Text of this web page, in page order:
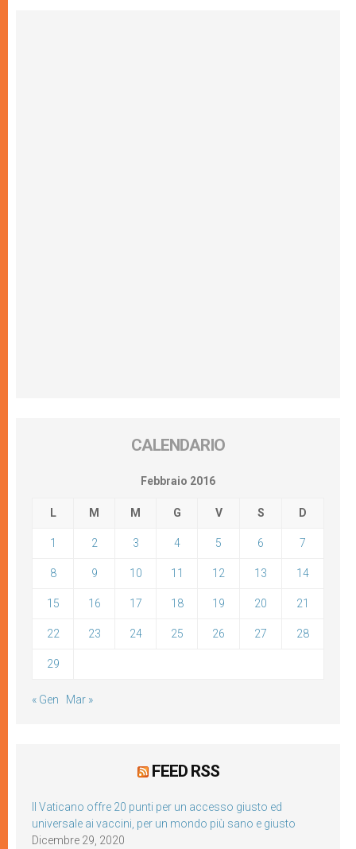
CALENDARIO
Febbraio 2016
L M M G V S D
1 2 3 4 5 6 7
8 9 10 11 12 13 14
15 16 17 18 19 20 21
22 23 24 25 26 27 28
29
« Gen Mar »
FEED RSS
Il Vaticano offre 20 punti per un accesso giusto ed
universale ai vaccini, per un mondo più sano e giusto
Dicembre 29, 2020